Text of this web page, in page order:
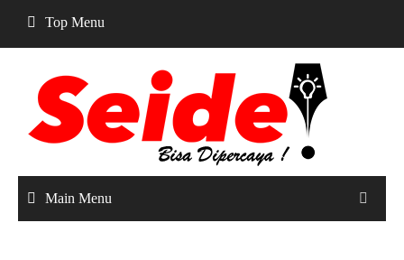
content
Top Menu
Main Menu